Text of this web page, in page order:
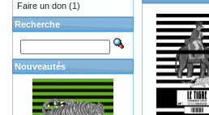
Faire un don (1)
Recherche
Nouveautés